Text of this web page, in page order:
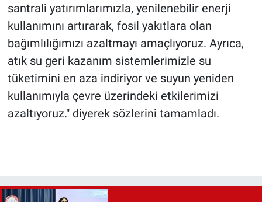
santrali yatırımlarımızla, yenilenebilir enerji
kullanımını artırarak, fosil yakıtlara olan
bağımlılığımızı azaltmayı amaçlıyoruz. Ayrıca,
atık su geri kazanım sistemlerimizle su
tüketimini en aza indiriyor ve suyun yeniden
kullanımıyla çevre üzerindeki etkilerimizi
azaltıyoruz." diyerek sözlerini tamamladı.